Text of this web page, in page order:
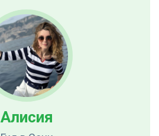
Алисия